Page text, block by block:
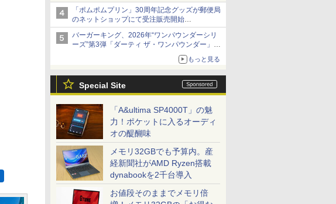
付き
Netflixから公式回答あり
「ポムポムプリン」30周年記念グッズが郵便局
のネットショップにて受注販売開始
「おもちもちもちクッション」など今年だけの
限定商品が登場
バーガーキング、2026年“ワンパウンダーシリ
ーズ”第3弾「ダーティ ザ・ワンパウンダー」を
「特製ガーリックマヨソース」を使用した超大
もっと見る
Special Site
「A&ultima SP4000T」の魅
力！ポケットに入るオーディ
オの醍醐味
メモリ32GBでも予算内。産
経新聞社がAMD Ryzen搭載
dynabookを2千台導入
お値段そのままでメモリ倍